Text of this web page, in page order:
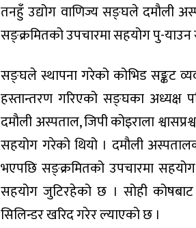
तनहुँ उद्योग वाणिज्य सङ्घले दमौली
सङ्क्रमितको उपचारमा सहयोग पु-
सङ्घले स्थापना गरेको कोभिड सङ्कट
हस्तान्तरण गरिएको सङ्घका अध्यक्ष
दमौली अस्पताल, जिपी कोइराला
सहयोग गरेको थियो । दमौली
भएपछि सङ्क्रमितको उपचारमा
सहयोग जुटिरहेको छ । सोही
सिलिन्डर खरिद गरेर ल्याएको छ ।